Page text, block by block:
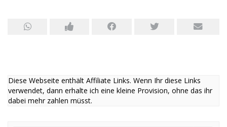
Diese Webseite enthält Affiliate Links. Wenn Ihr diese Links
verwendet, dann erhalte ich eine kleine Provision, ohne das ihr
dabei mehr zahlen müsst.